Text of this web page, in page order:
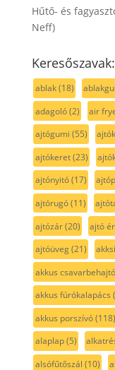
Hűtő- és
Neff)
Keresőszavak:
ablak(18)
adagoló(2) air
ajtógumi (55)
ajtókeret(23)
ajtónyitó(17)
ajtórugó(11)
ajtózár(20) ajtó
ajtóüveg(21) akksi
akkus csavarbehajtó
akkus fúrókalapács
akkus porszívó(118)
alaplap(5)
alsófűtőszál (10)